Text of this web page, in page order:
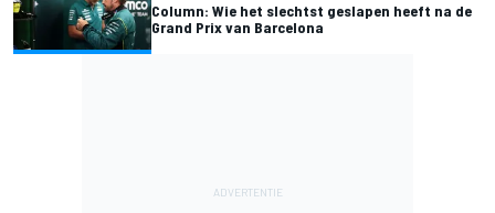
Column: Wie het slechtst geslapen heeft na de
Grand Prix van Barcelona